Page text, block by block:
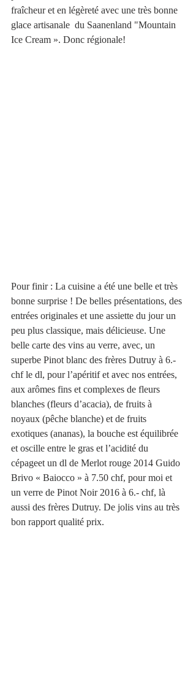
fraîcheur et en légèreté avec une très bonne
glace artisanale  du Saanenland "Mountain
Ice Cream ». Donc régionale!
Pour finir : La cuisine a été une belle et très
bonne surprise ! De belles présentations, des
entrées originales et une assiette du jour un
peu plus classique, mais délicieuse. Une
belle carte des vins au verre, avec, un
superbe Pinot blanc des frères Dutruy à 6.-
chf le dl, pour l’apéritif et avec nos entrées,
aux arômes fins et complexes de fleurs
blanches (fleurs d’acacia), de fruits à
noyaux (pêche blanche) et de fruits
exotiques (ananas), la bouche est équilibrée
et oscille entre le gras et l’acidité du
cépageet un dl de Merlot rouge 2014 Guido
Brivo « Baiocco » à 7.50 chf, pour moi et
un verre de Pinot Noir 2016 à 6.- chf, là
aussi des frères Dutruy. De jolis vins au très
bon rapport qualité prix.